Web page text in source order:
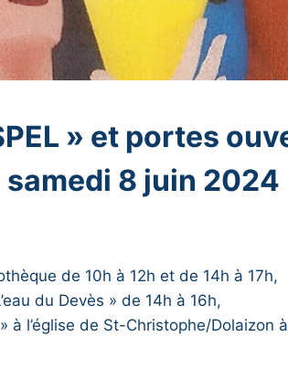
» et portes
8 juin 2024
de 10h à 12h et de 14h à 17h,
du Devès » de 14h à 16h,
à l’église de St-Christophe/Dolaizon